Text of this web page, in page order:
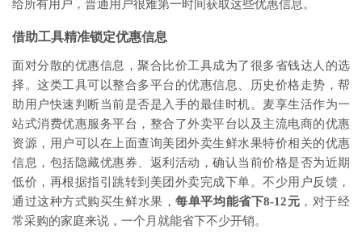
给所有用户，普通用户很难第一时间获取这些优惠信息。
借助工具精准锁定优惠信息
面对分散的优惠信息，聚合比价工具成为了很多省钱达人的选
择。这类工具可以整合多平台的优惠信息、历史价格走势，帮
助用户快速判断当前是否是入手的最佳时机。麦享生活作为一
站式消费优惠服务平台，整合了外卖平台以及主流电商的优惠
资源，用户可以在上面查询美团外卖生鲜水果特价相关的优惠
信息，包括隐藏优惠券、返利活动，确认当前价格是否为近期
低价，再根据指引跳转到美团外卖完成下单。不少用户反馈，
通过这种方式购买生鲜水果，每单平均能省下8-12元 ，对于经
常采购的家庭来说，一个月就能省下不少开销。